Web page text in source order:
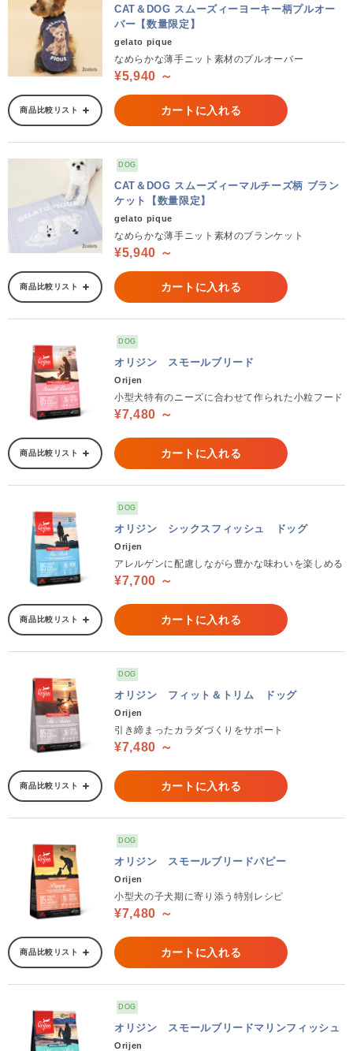
CAT＆DOG スムーズィーヨーキー柄プルオー
バー【数量限定】
gelato pique
なめらかな薄手ニット素材のプルオーバー
¥5,940 ～
商品比較リスト カートに入れる
DOG
CAT＆DOG スムーズィーマルチーズ柄 ブラン
ケット【数量限定】
gelato pique
なめらかな薄手ニット素材のブランケット
¥5,940 ～
商品比較リスト カートに入れる
DOG
オリジン スモールブリード
Orijen
小型犬特有のニーズに合わせて作られた小粒フード
¥7,480 ～
商品比較リスト カートに入れる
DOG
オリジン シックスフィッシュ ドッグ
Orijen
アレルゲンに配慮しながら豊かな味わいを楽しめる
¥7,700 ～
商品比較リスト カートに入れる
DOG
オリジン フィット＆トリム ドッグ
Orijen
引き締まったカラダづくりをサポート
¥7,480 ～
商品比較リスト カートに入れる
DOG
オリジン スモールブリードパピー
Orijen
小型犬の子犬期に寄り添う特別レシピ
¥7,480 ～
商品比較リスト カートに入れる
DOG
オリジン スモールブリードマリンフィッシュ
Orijen